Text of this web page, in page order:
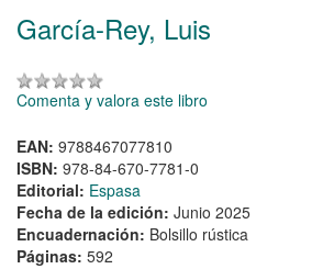
García-Rey, Luis
Comenta y valora este libro
EAN: 9788467077810
ISBN: 978-84-670-7781-0
Editorial: Espasa
Fecha de la edición: Junio 2025
Encuadernación: Bolsillo rústica
Páginas: 592